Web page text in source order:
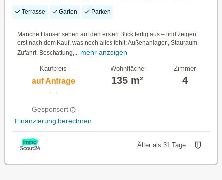
Breitenwang
Terrasse Garten Parken
Manche Häuser sehen auf den ersten Blick fertig aus – und zeigen
erst nach dem Kauf, was noch alles fehlt: Außenanlagen, Stauraum,
Zufahrt, Beschattung,... mehr anzeigen
Kaufpreis
auf Anfrage
—
Gesponsert
Finanzierung berechnen
Wohnfläche
135 m²
Zimmer
4
Älter als 31 Tage